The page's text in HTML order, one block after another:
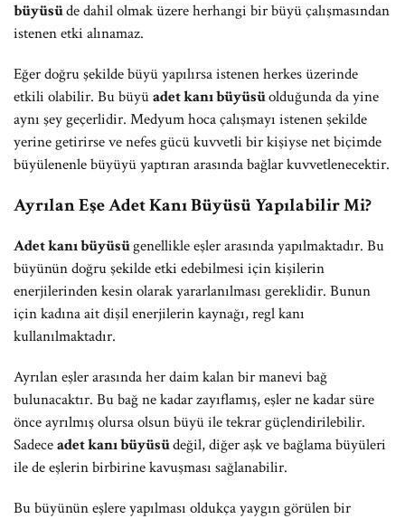
büyüsüde dahil olmak üzere herhangi bir büyü çalışmasından
istenen etki alınamaz.
Eğer doğru şekilde büyü yapılırsa istenen herkes üzerinde
etkili olabilir. Bu büyüadet kanı büyüsüolduğunda da yine
aynı şey geçerlidir. Medyum hoca çalışmayı istenen şekilde
yerine getirirse ve nefes gücü kuvvetli bir kişiyse net biçimde
büyülenenle büyüyü yaptıran arasında bağlar kuvvetlenecektir.
Ayrılan Eşe Adet Kanı Büyüsü Yapılabilir Mi?
Adet kanı büyüsügenellikle eşler arasında yapılmaktadır. Bu
büyünün doğru şekilde etki edebilmesi için kişilerin
enerjilerinden kesin olarak yararlanılması gereklidir. Bunun
için kadına ait dişil enerjilerin kaynağı, regl kanı
kullanılmaktadır.
Ayrılan eşler arasında her daim kalan bir manevi bağ
bulunacaktır. Bu bağ ne kadar zayıflamış, eşler ne kadar süre
önce ayrılmış olursa olsun büyü ile tekrar güçlendirilebilir.
Sadeceadet kanı büyüsüdeğil, diğer aşk ve bağlama büyüleri
ile de eşlerin birbirine kavuşması sağlanabilir.
Bu büyünün eşlere yapılması oldukça yaygın görülen bir